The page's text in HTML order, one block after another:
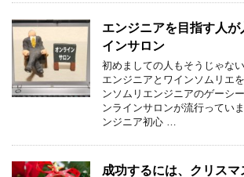
エンジニアを目指す人が
インサロン
初めましての人もそうじゃな
エンジニアとワインソムリエ
ンソムリエンジニアのゲー
ンラインサロンが流行ってい
ンジニア初心 …
成功するには、クリスマ